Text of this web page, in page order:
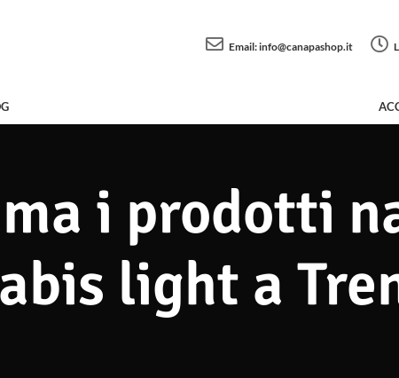
Email:info@canapashop.it
i prodotti
light a